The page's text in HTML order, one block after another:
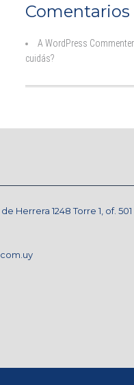
A WordPress Commenter
cuidás?
Herrera 1248 Torre 1, of. 501